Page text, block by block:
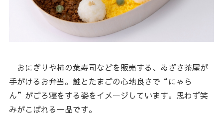
おにぎりや柿の葉寿司などを販売する、ゐざさ茶屋が
手がけるお弁当。鮭とたまごの心地良さで“にゃら
ん”がごろ寝をする姿をイメージしています。思わず笑
みがこぼれる一品です。